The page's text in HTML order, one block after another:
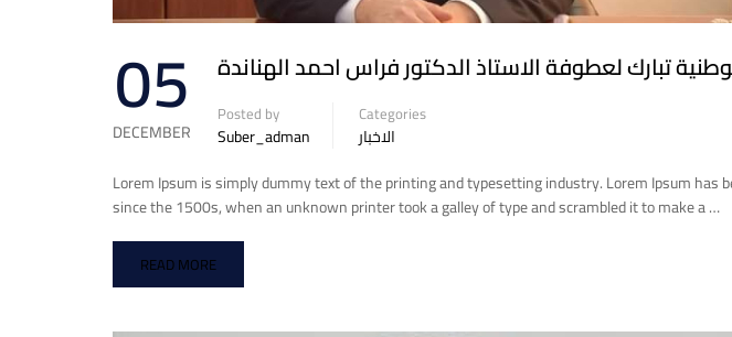
05
DECEMBER
تبارك لعطوفة الاستاذ الدكتور فراس احمد الهناندة
Posted by
Suber_adman
Categories
الاخبار
Lorem Ipsum is simply dummy text of the printing and typesetting industry. Lorem Ipsum has
since the 1500s, when an unknown printer took a galley of type and scrambled it to make a …
READ MORE